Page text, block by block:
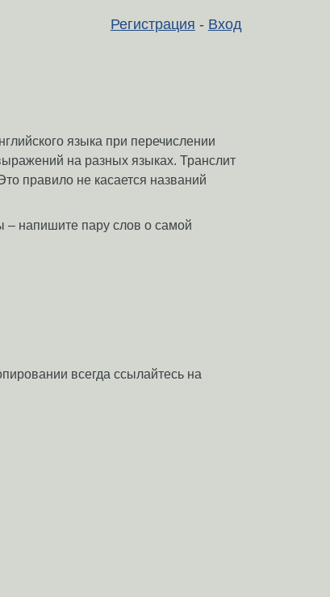
Регистрация - Вход
языка при перечислении
на разных языках. Транслит
правило не касается названий
– напишите пару слов о самой
всегда ссылайтесь на